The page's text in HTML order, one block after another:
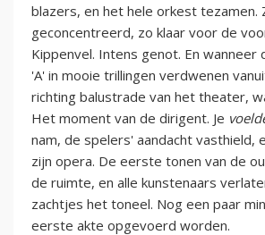
blazers, en het hele orkest tezamen.
geconcentreerd, zo klaar voor de
Kippenvel. Intens genot. En wanneer
'A' in mooie trillingen verdwenen
richting balustrade van het theater,
Het moment van de dirigent. Je
nam, de spelers' aandacht vasthield,
zijn opera. De eerste tonen van de
de ruimte, en alle kunstenaars
zachtjes het toneel. Nog een paar
eerste akte opgevoerd worden.